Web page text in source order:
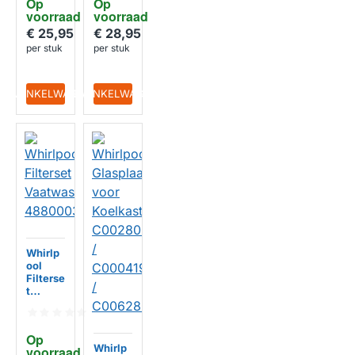
voorraad
086369
1
€ 25,95
per stuk
IN WINKELWAGEN
voorraad
60
€ 28,95
per stuk
IN WINKELWAGEN
Op
Whirlp
ool
Filterse
t
038668
Whirlp